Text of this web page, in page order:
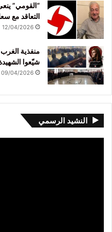
“القومي”
التعاقد مع
12/04/2026
منفذية
شيّعوا
09/04/2026
النشيد الرسمي